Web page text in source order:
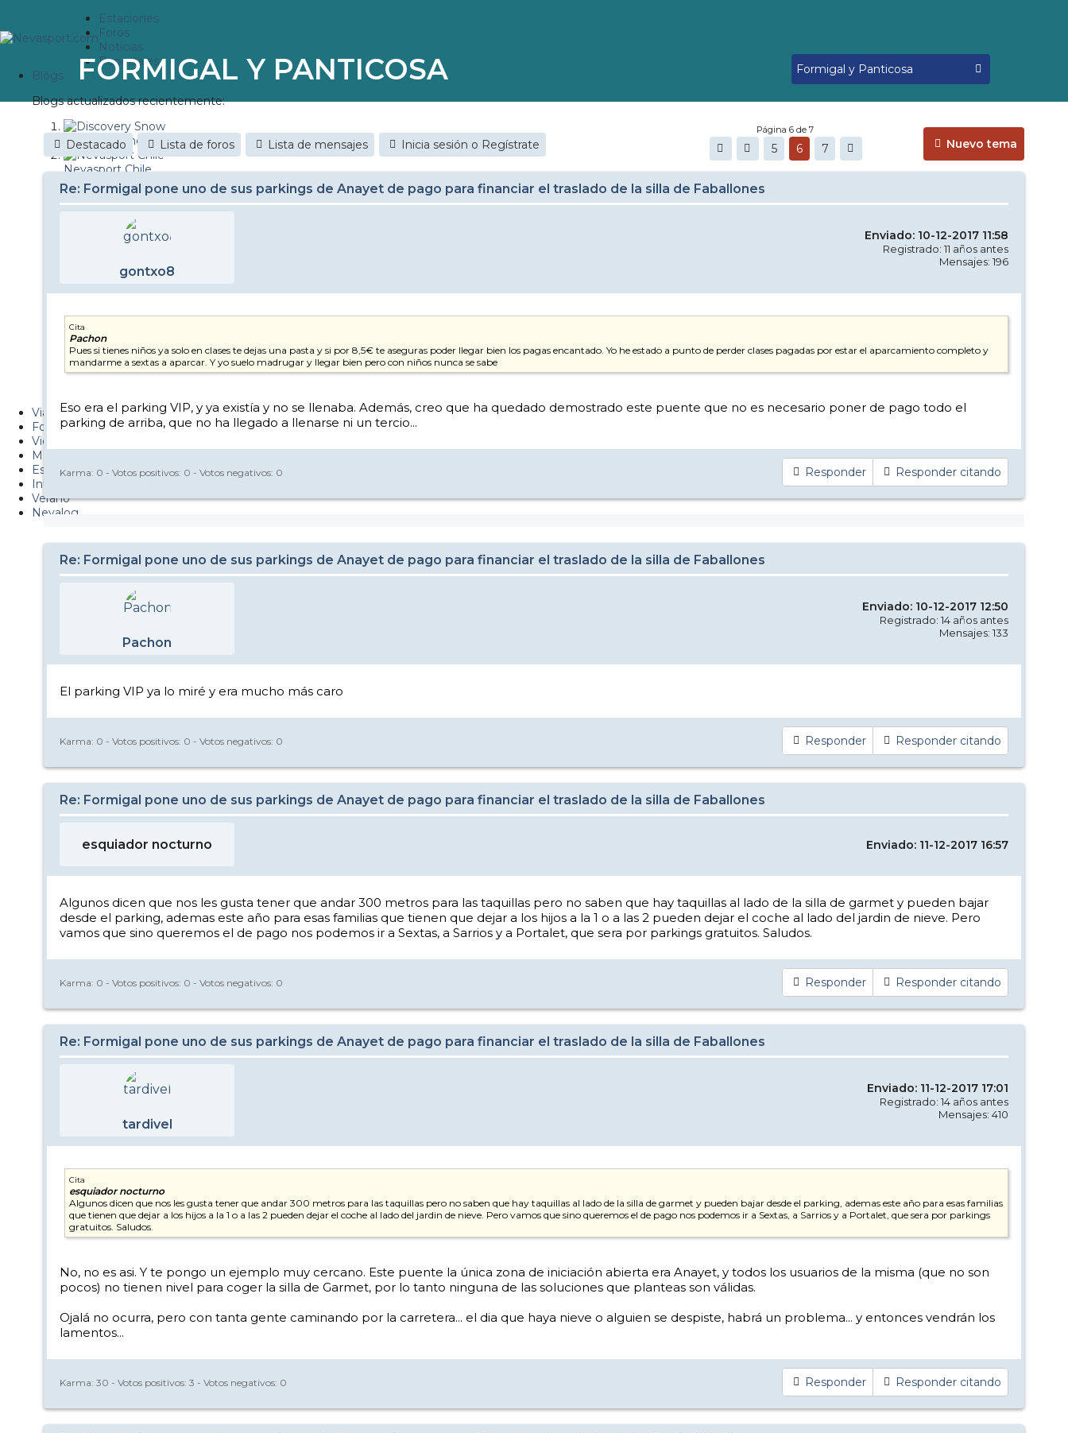
Estaciones
Foros
Noticias
Reportajes
Blogs
Blogs actualizados recientemente:
Discovery Snow
Nevasport Chile
Esquiaryviajar.com
nevasport blog
Diario de un friki
Revista NIX
Metiendo Cantos
Viajes
Fotos
Videos
Material
Esquí Pro
Infonieve
Verano
Nevalog
FORMIGAL Y PANTICOSA
Nuevo tema
Destacado Lista de foros Lista de mensajes Inicia sesión o Regístrate
Página 6 de 7
5 6 7
Re: Formigal pone uno de sus parkings de Anayet de pago para financiar el traslado de la silla de Faballones
gontxo8
Enviado: 10-12-2017 11:58
Registrado: 11 años antes
Mensajes: 196
Cita
Pachon
Pues si tienes niños ya solo en clases te dejas una pasta y si por 8,5€ te aseguras poder llegar bien los pagas encantado. Yo he estado a punto de perder clases pagadas por estar el aparcamiento completo y
mandarme a sextas a aparcar. Y yo suelo madrugar y llegar bien pero con niños nunca se sabe
Eso era el parking VIP, y ya existía y no se llenaba. Además, creo que ha quedado demostrado este puente que no es necesario poner de pago todo el
parking de arriba, que no ha llegado a llenarse ni un tercio...
Responder Responder citando
Karma: 0 - Votos positivos: 0 - Votos negativos: 0
Re: Formigal pone uno de sus parkings de Anayet de pago para financiar el traslado de la silla de Faballones
Pachon
Enviado: 10-12-2017 12:50
Registrado: 14 años antes
Mensajes: 133
El parking VIP ya lo miré y era mucho más caro
Responder Responder citando
Karma: 0 - Votos positivos: 0 - Votos negativos: 0
Re: Formigal pone uno de sus parkings de Anayet de pago para financiar el traslado de la silla de Faballones
esquiador nocturno Enviado: 11-12-2017 16:57
Algunos dicen que nos les gusta tener que andar 300 metros para las taquillas pero no saben que hay taquillas al lado de la silla de garmet y pueden bajar
desde el parking, ademas este año para esas familias que tienen que dejar a los hijos a la 1 o a las 2 pueden dejar el coche al lado del jardin de nieve. Pero
vamos que sino queremos el de pago nos podemos ir a Sextas, a Sarrios y a Portalet, que sera por parkings gratuitos. Saludos.
Responder Responder citando
Karma: 0 - Votos positivos: 0 - Votos negativos: 0
Re: Formigal pone uno de sus parkings de Anayet de pago para financiar el traslado de la silla de Faballones
tardivel
Enviado: 11-12-2017 17:01
Registrado: 14 años antes
Mensajes: 410
Cita
esquiador nocturno
Algunos dicen que nos les gusta tener que andar 300 metros para las taquillas pero no saben que hay taquillas al lado de la silla de garmet y pueden bajar desde el parking, ademas este año para esas familias
que tienen que dejar a los hijos a la 1 o a las 2 pueden dejar el coche al lado del jardin de nieve. Pero vamos que sino queremos el de pago nos podemos ir a Sextas, a Sarrios y a Portalet, que sera por parkings
gratuitos. Saludos.
No, no es asi. Y te pongo un ejemplo muy cercano. Este puente la única zona de iniciación abierta era Anayet, y todos los usuarios de la misma (que no son
pocos) no tienen nivel para coger la silla de Garmet, por lo tanto ninguna de las soluciones que planteas son válidas.
Ojalá no ocurra, pero con tanta gente caminando por la carretera... el dia que haya nieve o alguien se despiste, habrá un problema... y entonces vendrán los
lamentos...
Responder Responder citando
Karma: 30 - Votos positivos: 3 - Votos negativos: 0